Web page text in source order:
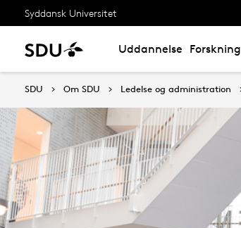
Syddansk Universitet
Uddannelse Forskning
SDU Om SDU Ledelse og administration